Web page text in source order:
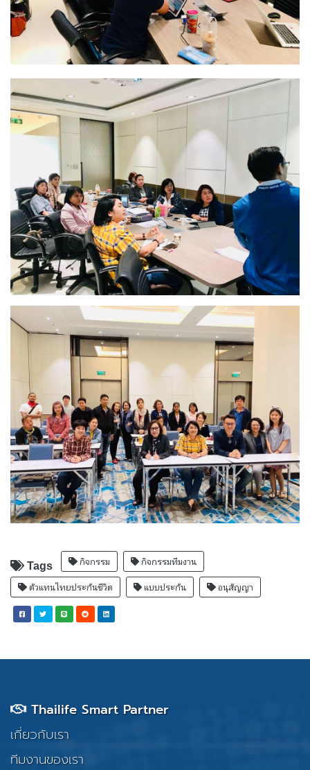
Tags กิจกรรม กิจกรรมทีมงาน
ตัวแทนไทยประกันชีวิต แบบประกัน อนุสัญญา
Thailife Smart Partner
เกี่ยวกับเรา
ทีมงานของเรา